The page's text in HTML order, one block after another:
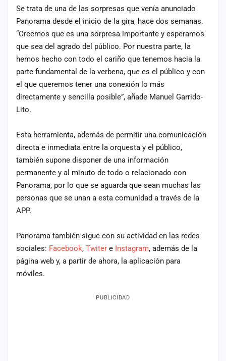
Se trata de una de las sorpresas que venía anunciado
Panorama desde el inicio de la gira, hace dos semanas.
“Creemos que es una sorpresa importante y esperamos
que sea del agrado del público. Por nuestra parte, la
hemos hecho con todo el cariño que tenemos hacia la
parte fundamental de la verbena, que es el público y con
el que queremos tener una conexión lo más
directamente y sencilla posible”, añade Manuel Garrido-
Lito.
Esta herramienta, además de permitir una comunicación
directa e inmediata entre la orquesta y el público,
también supone disponer de una información
permanente y al minuto de todo o relacionado con
Panorama, por lo que se aguarda que sean muchas las
personas que se unan a esta comunidad a través de la
APP.
Panorama también sigue con su actividad en las redes
sociales: Facebook, Twiter e Instagram, además de la
página web y, a partir de ahora, la aplicación para
móviles.
PUBLICIDAD